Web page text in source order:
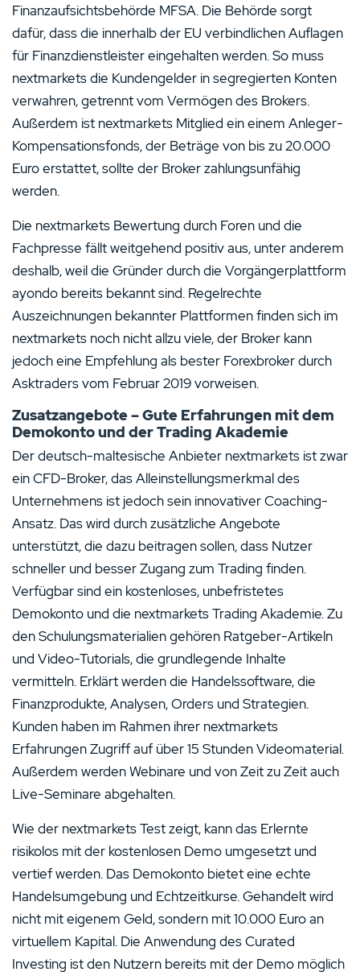
Finanzaufsichtsbehörde MFSA. Die Behörde sorgt
dafür, dass die innerhalb der EU verbindlichen Auflagen
für Finanzdienstleister eingehalten werden. So muss
nextmarkets die Kundengelder in segregierten Konten
verwahren, getrennt vom Vermögen des Brokers.
Außerdem ist nextmarkets Mitglied ein einem Anleger-
Kompensationsfonds, der Beträge von bis zu 20.000
Euro erstattet, sollte der Broker zahlungsunfähig
werden.
Die nextmarkets Bewertung durch Foren und die
Fachpresse fällt weitgehend positiv aus, unter anderem
deshalb, weil die Gründer durch die Vorgängerplattform
ayondo bereits bekannt sind. Regelrechte
Auszeichnungen bekannter Plattformen finden sich im
nextmarkets noch nicht allzu viele, der Broker kann
jedoch eine Empfehlung als bester Forexbroker durch
Asktraders vom Februar 2019 vorweisen.
Zusatzangebote – Gute Erfahrungen mit dem
Demokonto und der Trading Akademie
Der deutsch-maltesische Anbieter nextmarkets ist zwar
ein CFD-Broker, das Alleinstellungsmerkmal des
Unternehmens ist jedoch sein innovativer Coaching-
Ansatz. Das wird durch zusätzliche Angebote
unterstützt, die dazu beitragen sollen, dass Nutzer
schneller und besser Zugang zum Trading finden.
Verfügbar sind ein kostenloses, unbefristetes
Demokonto und die nextmarkets Trading Akademie. Zu
den Schulungsmaterialien gehören Ratgeber-Artikeln
und Video-Tutorials, die grundlegende Inhalte
vermitteln. Erklärt werden die Handelssoftware, die
Finanzprodukte, Analysen, Orders und Strategien.
Kunden haben im Rahmen ihrer nextmarkets
Erfahrungen Zugriff auf über 15 Stunden Videomaterial.
Außerdem werden Webinare und von Zeit zu Zeit auch
Live-Seminare abgehalten.
Wie der nextmarkets Test zeigt, kann das Erlernte
risikolos mit der kostenlosen Demo umgesetzt und
vertief werden. Das Demokonto bietet eine echte
Handelsumgebung und Echtzeitkurse. Gehandelt wird
nicht mit eigenem Geld, sondern mit 10.000 Euro an
virtuellem Kapital. Die Anwendung des Curated
Investing ist den Nutzern bereits mit der Demo möglich